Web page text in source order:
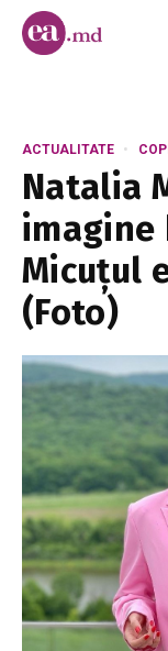
ACTUALITATE COPII
Natalia
imagine
Micuțul
(Foto)